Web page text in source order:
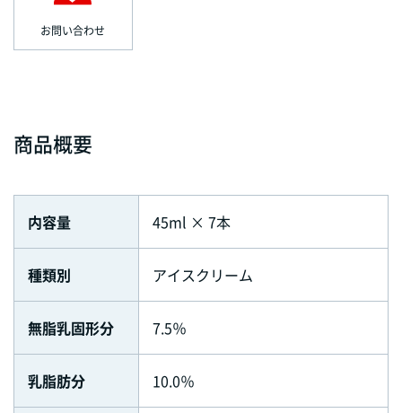
お問い合わせ
商品概要
内容量 45ml × 7本
種類別 アイスクリーム
無脂乳固形分 7.5％
乳脂肪分 10.0％